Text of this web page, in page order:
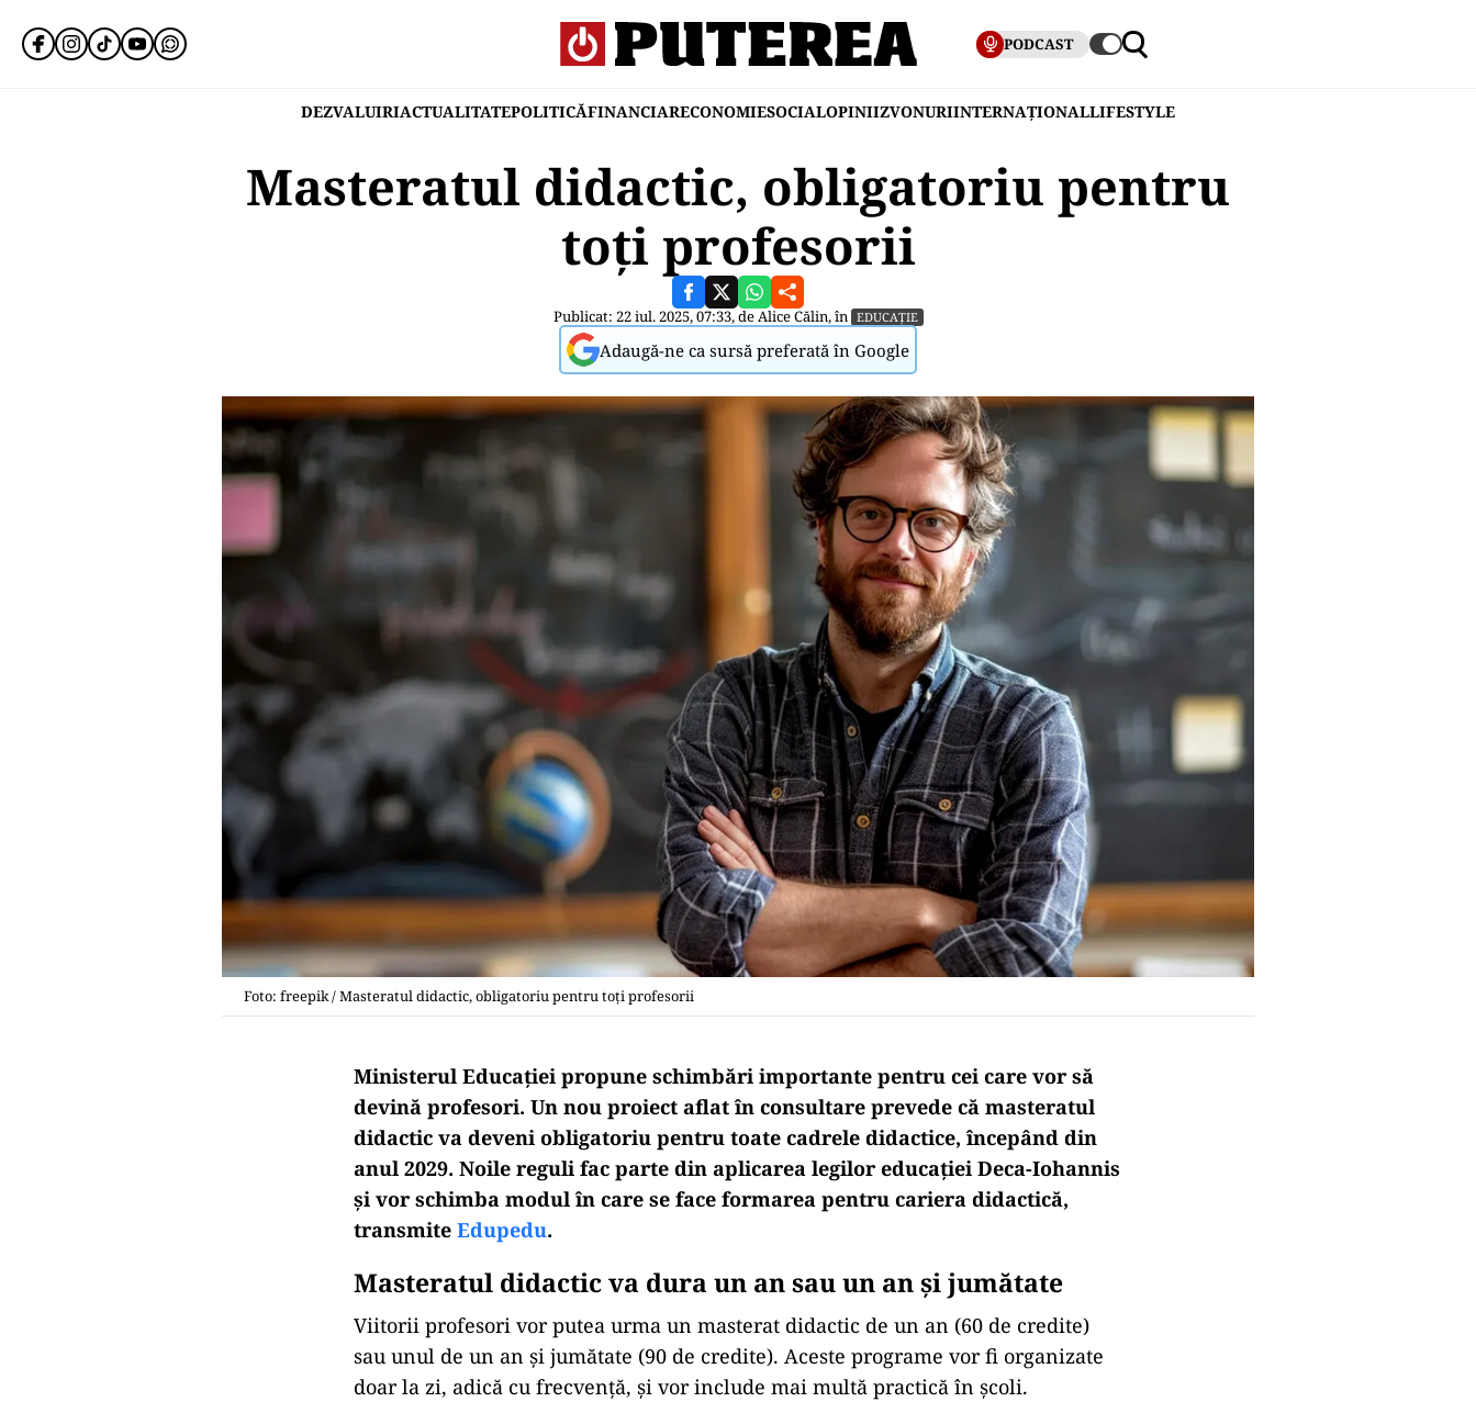
PODCAST
DEZVALUIRIACTUALITATEPOLITICĂFINANCIARECONOMIESOCIALOPINIIZVONURIINTERNAȚIONALLIFESTYLE
Masteratul didactic, obligatoriu pentru
toți profesorii
Publicat: 22 iul. 2025, 07:33, deAlice Călin, în EDUCAȚIE
Adaugă-ne ca sursă preferată în Google
Foto: freepik / Masteratul didactic, obligatoriu pentru toți profesorii
Ministerul Educației propune schimbări importante pentru cei care vor să
devină profesori. Un nou proiect aflat în consultare prevede că masteratul
didactic va deveni obligatoriu pentru toate cadrele didactice, începând din
anul 2029. Noile reguli fac parte din aplicarea legilor educației Deca-Iohannis
și vor schimba modul în care se face formarea pentru cariera didactică,
transmite Edupedu.
Masteratul didactic va dura un an sau un an și jumătate
Viitorii profesori vor putea urma un masterat didactic de un an (60 de credite)
sau unul de un an și jumătate (90 de credite). Aceste programe vor fi organizate
doar la zi, adică cu frecvență, și vor include mai multă practică în școli.